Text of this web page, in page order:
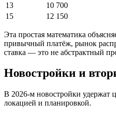
13
10 700
15
12 150
Эта простая математика
привычный платёж, рынок
ставка — это не абстрактный
Новостройки и
В 2026-м новостройки удержат
локацией и планировкой.